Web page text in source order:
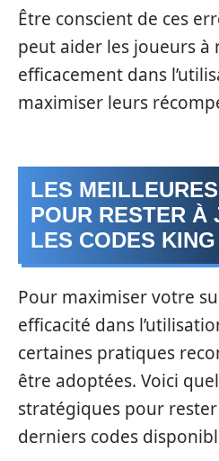
Être conscient de ces
peut aider les joueurs à
efficacement dans
maximiser leurs
LES
POUR RESTER À
LES CODES
Pour maximiser votre
efficacité dans
certaines pratiques
être adoptées. Voici
stratégiques pour
derniers codes